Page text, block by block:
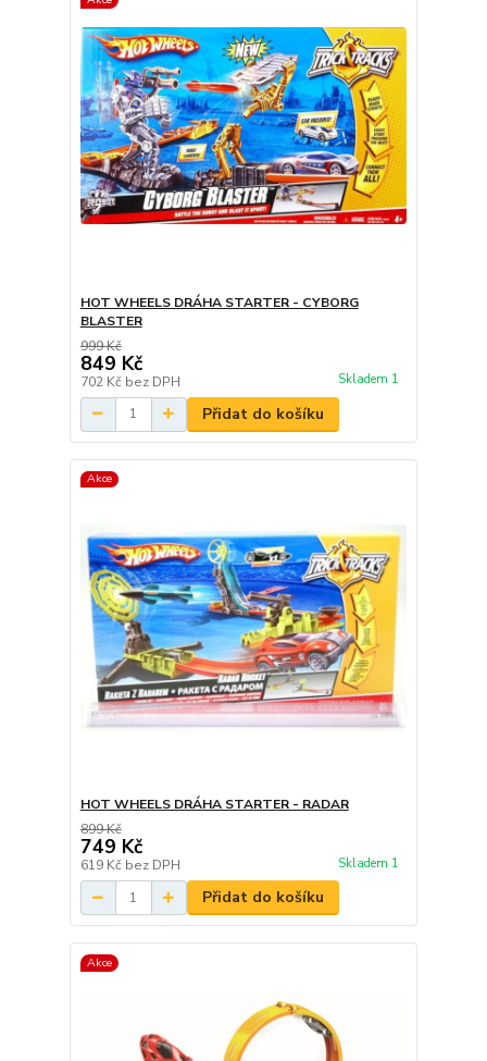
HOT WHEELS DRÁHA STARTER - CYBORG
BLASTER
999 Kč
849 Kč
702 Kč bez DPH Skladem 1
Přidat do košíku
Akce
HOT WHEELS DRÁHA STARTER - RADAR
899 Kč
749 Kč
619 Kč bez DPH Skladem 1
Přidat do košíku
Akce